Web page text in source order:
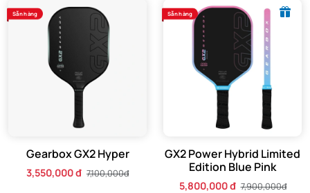
Sẵn hàng
Gearbox GX2 Hyper
3,550,000 đ 7,100,000đ
Sẵn hàng
GX2 Power Hybrid Limited
Edition Blue Pink
5,800,000 đ 7,900,000đ